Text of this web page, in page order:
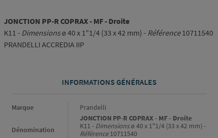
JONCTION PP-R COPRAX - MF - Droite
K11 - Dimensions ø 40 x 1"1/4 (33 x 42 mm) - Référence10711540
PRANDELLI ACCREDIA IIP
INFORMATIONS GÉNÉRALES
Informations générales
Marque Prandelli
Dénomination
JONCTION PP-R COPRAX - MF - Droite
K11 - Dimensionsø 40 x 1"1/4 (33 x 42 mm) -
Référence10711540